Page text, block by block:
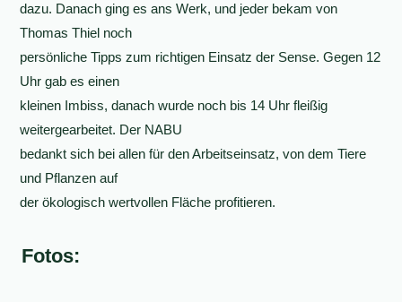
dazu. Danach ging es ans Werk, und jeder bekam von
Thomas Thiel noch
persönliche Tipps zum richtigen Einsatz der Sense. Gegen 12
Uhr gab es einen
kleinen Imbiss, danach wurde noch bis 14 Uhr fleißig
weitergearbeitet. Der NABU
bedankt sich bei allen für den Arbeitseinsatz, von dem Tiere
und Pflanzen auf
der ökologisch wertvollen Fläche profitieren.
Fotos: